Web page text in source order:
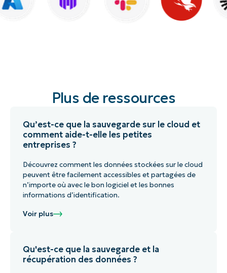
Plus de ressources
Qu’est-ce que la sauvegarde sur le cloud et
comment aide-t-elle les petites
entreprises ?
Découvrez comment les données stockées sur le cloud
peuvent être facilement accessibles et partagées de
n’importe où avec le bon logiciel et les bonnes
informations d’identification.
Voir plus
Qu'est-ce que la sauvegarde et la
récupération des données ?